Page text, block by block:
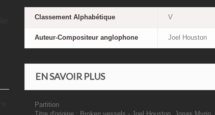
Classement Alphabétique V
Auteur-Compositeur anglophone Joel Houston
EN SAVOIR PLUS
Partition